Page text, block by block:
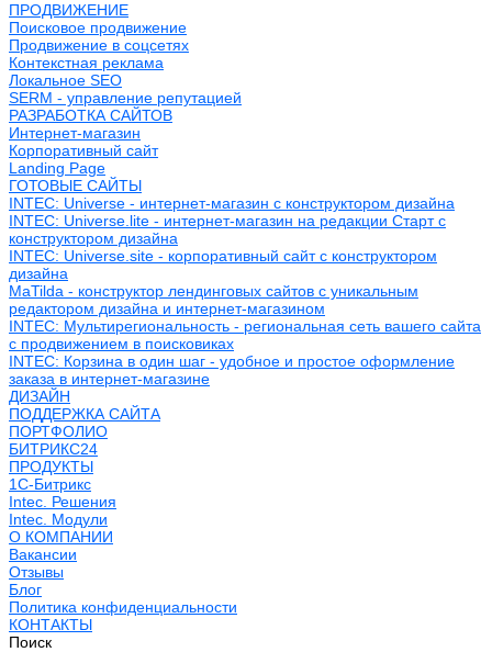
ПРОДВИЖЕНИЕ
Поисковое продвижение
Продвижение в соцсетях
Контекстная реклама
Локальное SEO
SERM - управление репутацией
РАЗРАБОТКА САЙТОВ
Интернет-магазин
Корпоративный сайт
Landing Page
ГОТОВЫЕ САЙТЫ
INTEC: Universe - интернет-магазин с конструктором дизайна
INTEC: Universe.lite - интернет-магазин на редакции Старт с
конструктором дизайна
INTEC: Universe.site - корпоративный сайт с конструктором
дизайна
MaTilda - конструктор лендинговых сайтов с уникальным
редактором дизайна и интернет-магазином
INTEC: Мультирегиональность - региональная сеть вашего сайта
с продвижением в поисковиках
INTEC: Корзина в один шаг - удобное и простое оформление
заказа в интернет-магазине
ДИЗАЙН
ПОДДЕРЖКА САЙТА
ПОРТФОЛИО
БИТРИКС24
ПРОДУКТЫ
1С-Битрикс
Intec. Решения
Intec. Модули
О КОМПАНИИ
Вакансии
Отзывы
Блог
Политика конфиденциальности
КОНТАКТЫ
Поиск